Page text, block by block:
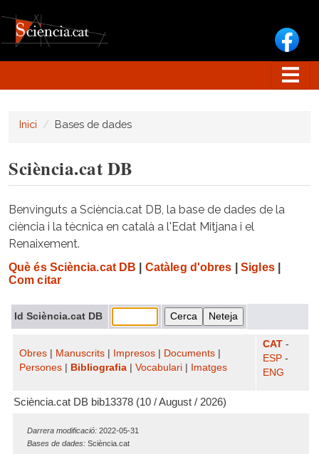
Inici Bases de dades
Sciència.cat DB
Benvinguts a Sciència.cat DB, la base de dades de la
ciència i la tècnica en català a l'Edat Mitjana i el
Renaixement.
Què és Sciència.cat DB Catàleg d'obres Sigles|
Com citar
Id Sciència.cat DB
Obres Manuscrits Impresos Documents
Persones
Bibliografia Vocabulari Imatges
CAT -
ESP -
ENG
Sciència.cat DB bib13378 (10 / August / 2026)
Darrera modificació: 2022-05-31
Bases de dades: Sciència.cat